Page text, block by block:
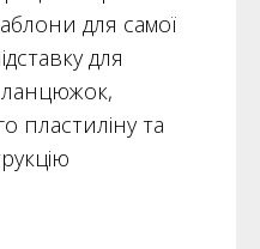
для самої
для
ланцюжок,
пластиліну та